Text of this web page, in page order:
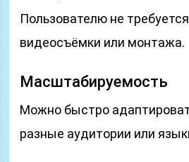
Пользователю не
видеосъёмки или монтажа.
Масштабируемость
Можно быстро
разные аудитории или